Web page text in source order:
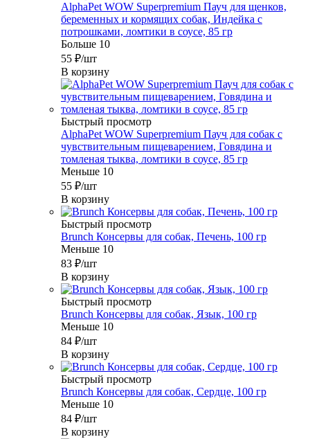
AlphaPet WOW Superpremium Пауч для щенков,
беременных и кормящих собак, Индейка с
потрошками, ломтики в соусе, 85 гр
Больше 10
55 ₽/шт
В корзину
Быстрый просмотр
AlphaPet WOW Superpremium Пауч для собак с
чувствительным пищеварением, Говядина и
томленая тыква, ломтики в соусе, 85 гр
Меньше 10
55 ₽/шт
В корзину
Быстрый просмотр
Brunch Консервы для собак, Печень, 100 гр
Меньше 10
83 ₽/шт
В корзину
Быстрый просмотр
Brunch Консервы для собак, Язык, 100 гр
Меньше 10
84 ₽/шт
В корзину
Быстрый просмотр
Brunch Консервы для собак, Сердце, 100 гр
Меньше 10
84 ₽/шт
В корзину